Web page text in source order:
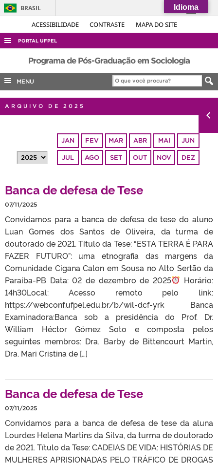
ACESSIBILIDADE CONTRASTE MAPA DO SITE
BRASIL
Simplifique!
Acesso à informação
Legislação
Canais
PORTAL UFPEL
ACESSO À INFORMAÇÃO
AUDITORIA
COBALTO
CONCURSOS
OUVIDORIA
TELEFONES
Programa de Pós-Graduação em Sociologia
MENU
ARQUIVO DE 2025
JAN FEV MAR ABR MAI JUN
JUL AGO SET OUT NOV DEZ
Banca de defesa de Tese
07/11/2025
Convidamos para a banca de defesa de tese do aluno
Luan Gomes dos Santos de Oliveira, da turma de
doutorado de 2021. Título da Tese: “ESTA TERRA É PARA
FAZER FUTURO”: uma etnografia das margens da
Comunidade Cigana Calon em Sousa no Alto Sertão da
Paraíba-PB Data: 02 de dezembro de 2025
Horário:
14h30Local: Acesso remoto pelo link:
https://webconf.ufpel.edu.br/b/wil-dcf-yrk ‍Banca
Examinadora:Banca sob a presidência do Prof. Dr.
William Héctor Gómez Soto e composta pelos
seguintes membros: Dra. Barby de Bittencourt Martin,
Dra. Mari Cristina de […]
Banca de defesa de Tese
07/11/2025
Convidamos para a banca de defesa de tese da aluna
Lourdes Helena Martins da Silva, da turma de doutorado
de 2021. Título da Tese: CADEIAS DE VIDA: HISTÓRIAS DE
MULHERES APRISIONADAS PELO TRÁFICO DE DROGAS
Idioma